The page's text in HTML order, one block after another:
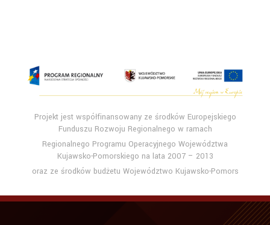
Projekt jest współfinansowany ze środków Europejskiego
Funduszu Rozwoju Regionalnego w ramach
Regionalnego Programu Operacyjnego Województwa
Kujawsko-Pomorskiego na lata 2007 – 2013
oraz ze środków budżetu Województwo Kujawsko-Pomors